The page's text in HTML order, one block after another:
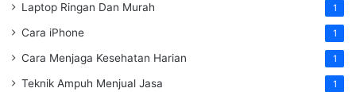
Laptop Ringan Dan Murah 1
Cara iPhone 1
Cara Menjaga Kesehatan Harian 1
Teknik Ampuh Menjual Jasa 1